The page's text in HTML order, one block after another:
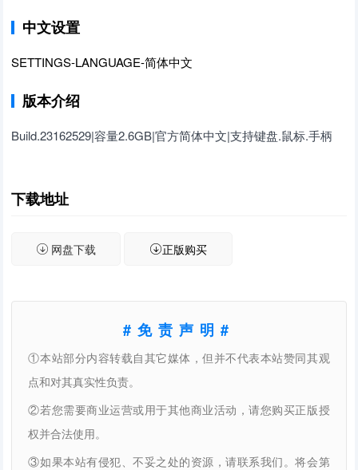
中文设置
SETTINGS-LANGUAGE-简体中文
版本介绍
Build.23162529|容量2.6GB|官方简体中文|支持键盘.鼠标.手柄
下载地址
网盘下载 正版购买
#免责声明#
①本站部分内容转载自其它媒体，但并不代表本站赞同其观
点和对其真实性负责。
②若您需要商业运营或用于其他商业活动，请您购买正版授
权并合法使用。
③如果本站有侵犯、不妥之处的资源，请联系我们。将会第